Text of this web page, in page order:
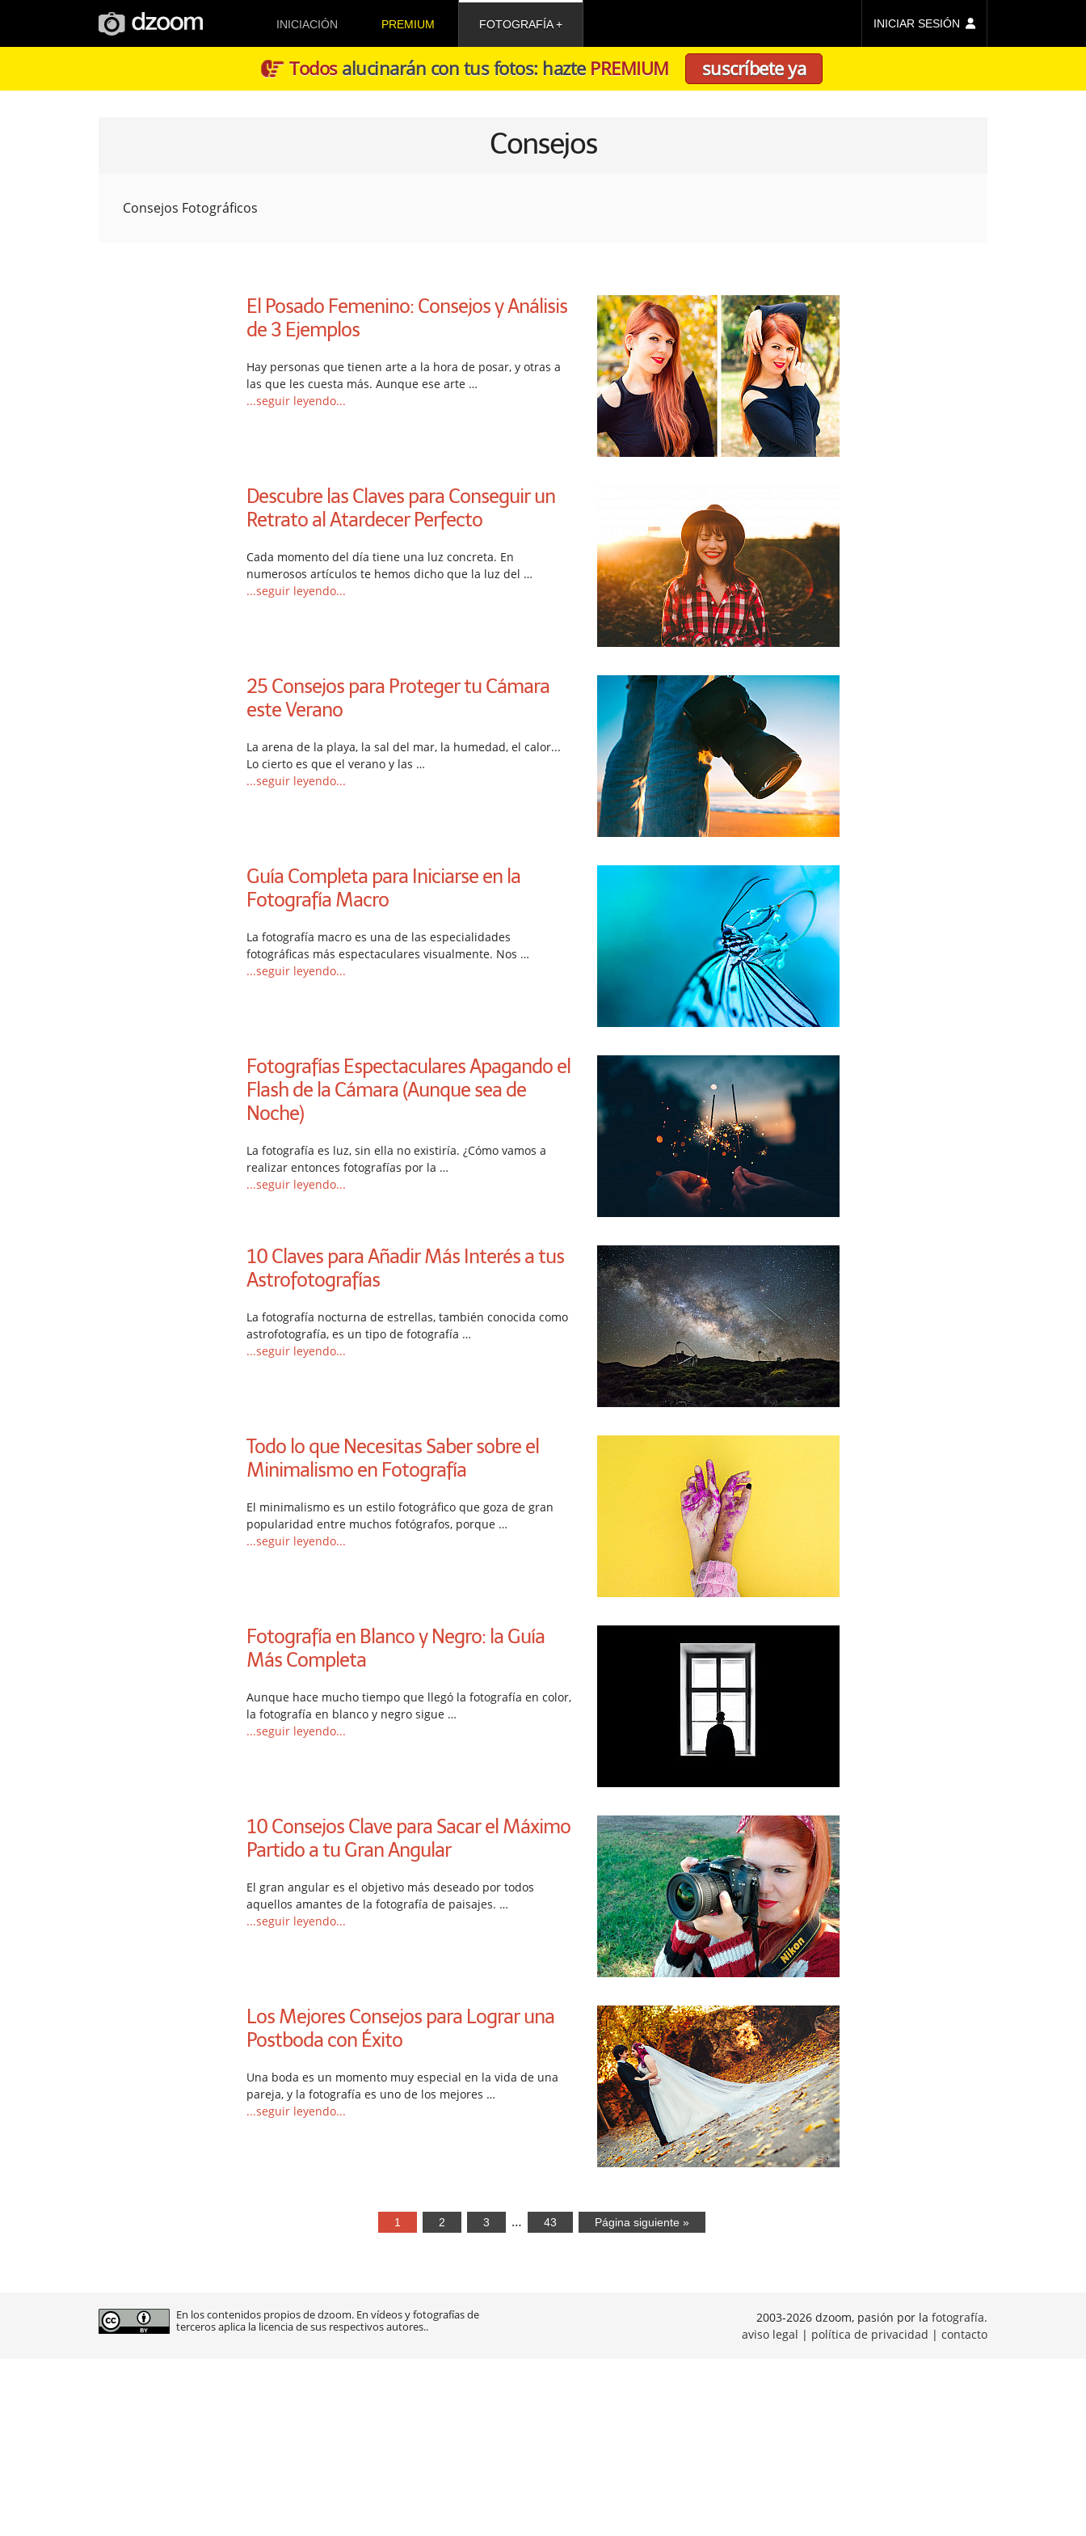
INICIACIÓN PREMIUM FOTOGRAFÍA INICIAR SESIÓN
Todosalucinarán con tus fotos: hazte PREMIUM suscríbete ya
Consejos
Consejos Fotográficos
El Posado Femenino: Consejos y Análisis
de 3 Ejemplos
Hay personas que tienen arte a la hora de posar, y otras a
las que les cuesta más. Aunque ese arte …
...seguir leyendo...
Descubre las Claves para Conseguir un
Retrato al Atardecer Perfecto
Cada momento del día tiene una luz concreta. En
numerosos artículos te hemos dicho que la luz del …
...seguir leyendo...
25 Consejos para Proteger tu Cámara
este Verano
La arena de la playa, la sal del mar, la humedad, el calor...
Lo cierto es que el verano y las …
...seguir leyendo...
Guía Completa para Iniciarse en la
Fotografía Macro
La fotografía macro es una de las especialidades
fotográficas más espectaculares visualmente. Nos …
...seguir leyendo...
Fotografías Espectaculares Apagando el
Flash de la Cámara (Aunque sea de
Noche)
La fotografía es luz, sin ella no existiría. ¿Cómo vamos a
realizar entonces fotografías por la …
...seguir leyendo...
10 Claves para Añadir Más Interés a tus
Astrofotografías
La fotografía nocturna de estrellas, también conocida como
astrofotografía, es un tipo de fotografía …
...seguir leyendo...
Todo lo que Necesitas Saber sobre el
Minimalismo en Fotografía
El minimalismo es un estilo fotográfico que goza de gran
popularidad entre muchos fotógrafos, porque …
...seguir leyendo...
Fotografía en Blanco y Negro: la Guía
Más Completa
Aunque hace mucho tiempo que llegó la fotografía en color,
la fotografía en blanco y negro sigue …
...seguir leyendo...
10 Consejos Clave para Sacar el Máximo
Partido a tu Gran Angular
El gran angular es el objetivo más deseado por todos
aquellos amantes de la fotografía de paisajes. …
...seguir leyendo...
Los Mejores Consejos para Lograr una
Postboda con Éxito
Una boda es un momento muy especial en la vida de una
pareja, y la fotografía es uno de los mejores …
...seguir leyendo...
1 2 3 … 43 Página siguiente »
En los contenidos propios de dzoom. En vídeos y fotografías de
terceros aplica la licencia de sus respectivos autores..
2003-2026 dzoom, pasión por la fotografía.
aviso legal | política de privacidad | contacto